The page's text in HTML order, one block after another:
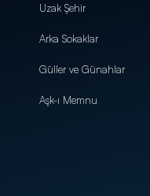
Uzak Şehir
Arka Sokaklar
Güller ve Günahlar
Aşk-ı Memnu